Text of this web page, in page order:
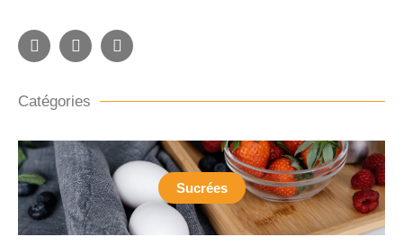
Catégories
Sucrées